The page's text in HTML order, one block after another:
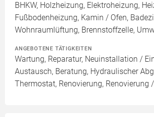
BHKW, Holzheizung, Elektroheizung,
Fußbodenheizung, Kamin / Ofen,
Wohnraumlüftung, Brennstoffzelle,
ANGEBOTENE TÄTIGKEITEN
Wartung, Reparatur, Neuinstallation /
Austausch, Beratung, Hydraulischer
Thermostat, Renovierung, Renovierung